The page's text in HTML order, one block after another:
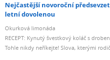
Nejčastější novoroční
letní dovolenou
Okurková limonáda
RECEPT: Kynutý švestkový koláč s
Tohle nikdy neříkejte! Slova, kterými